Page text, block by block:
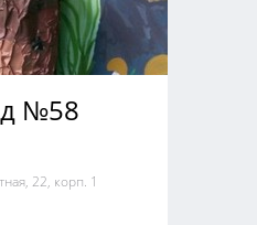
№58
22, корп. 1